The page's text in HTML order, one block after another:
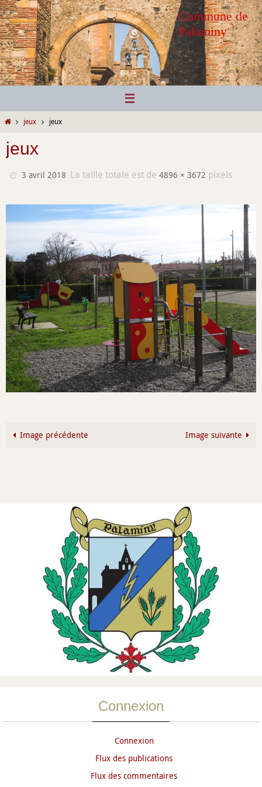
Passer
vers
le
contenu
Commune de
Palaminy
Homejeux jeux
jeux
3 avril 2018 La taille totale est de4896 × 3672 pixels
Image précédente Image suivante
Connexion
Connexion
Flux des publications
Flux des commentaires